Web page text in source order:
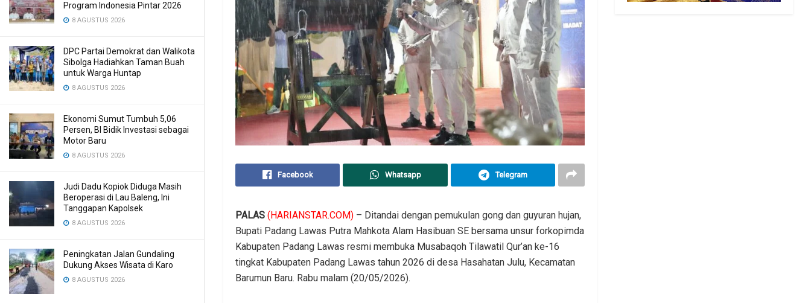
Program Indonesia Pintar 2026
8 AGUSTUS 2026
DPC Partai Demokrat dan Walikota
Sibolga Hadiahkan Taman Buah
untuk Warga Huntap
8 AGUSTUS 2026
Ekonomi Sumut Tumbuh 5,06
Persen, BI Bidik Investasi sebagai
Motor Baru
8 AGUSTUS 2026
Judi Dadu Kopiok Diduga Masih
Beroperasi di Lau Baleng, Ini
Tanggapan Kapolsek
8 AGUSTUS 2026
Peningkatan Jalan Gundaling
Dukung Akses Wisata di Karo
8 AGUSTUS 2026
Facebook Whatsapp Telegram
PALAS (HARIANSTAR.COM) – Ditandai dengan pemukulan gong dan guyuran hujan,
Bupati Padang Lawas Putra Mahkota Alam Hasibuan SE bersama unsur forkopimda
Kabupaten Padang Lawas resmi membuka Musabaqoh Tilawatil Qur’an ke-16
tingkat Kabupaten Padang Lawas tahun 2026 di desa Hasahatan Julu, Kecamatan
Barumun Baru. Rabu malam (20/05/2026).